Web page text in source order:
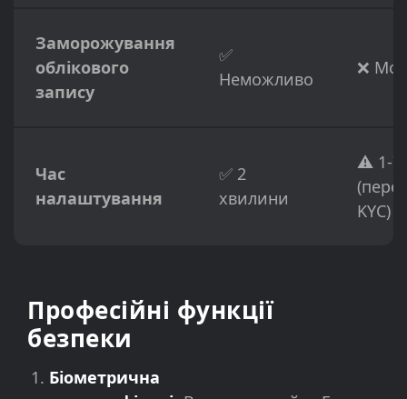
Заморожування
облікового
запису
✅
Неможливо
❌
Час
налаштування
✅ 2
хвилини
⚠️ 1-7
KYC)
Професійні функції
безпеки
Біометрична